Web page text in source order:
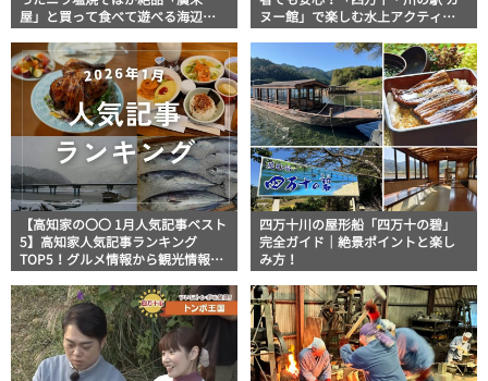
屋」と買って食べて遊べる海辺の
ヌー館」で楽しむ水上アクティビ
【高知家の〇〇 1月人気記事ベスト
5】高知家人気記事ランキング
TOP5！グルメ情報から観光情報ま
四万十川の屋形船「四万十の碧」
完全ガイド｜絶景ポイントと楽し
み方！